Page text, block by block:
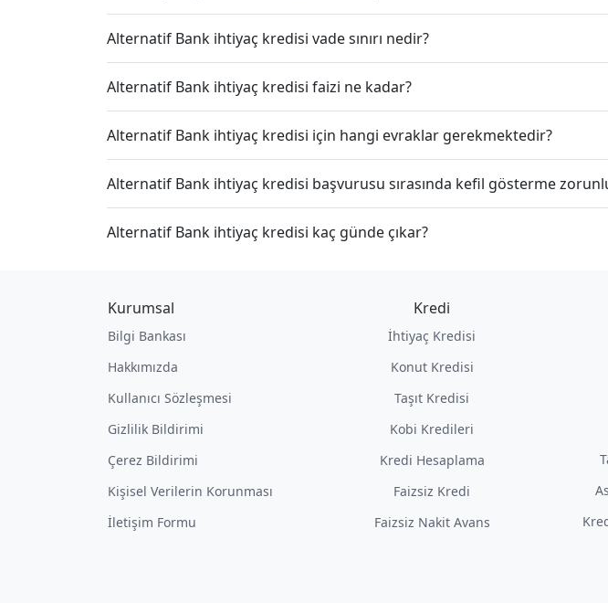
Alternatif Bank ihtiyaç kredisi vade sınırı nedir?
Alternatif Bank ihtiyaç kredisi faizi ne kadar?
Alternatif Bank ihtiyaç kredisi için hangi evraklar gerekmektedir?
Alternatif Bank ihtiyaç kredisi başvurusu sırasında kefil gösterme
Alternatif Bank ihtiyaç kredisi kaç günde çıkar?
Kurumsal
Bilgi Bankası
Hakkımızda
Kullanıcı Sözleşmesi
Gizlilik Bildirimi
Çerez Bildirimi
Kişisel Verilerin Korunması
İletişim Formu
Kredi
İhtiyaç Kredisi
Konut Kredisi
Taşıt Kredisi
Kobi Kredileri
Kredi Hesaplama
Faizsiz Kredi
Faizsiz Nakit Avans